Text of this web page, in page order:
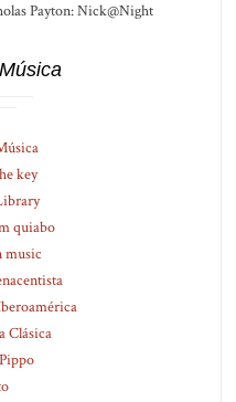
Payton: Nick@Night
key
quiabo
music
Clásica